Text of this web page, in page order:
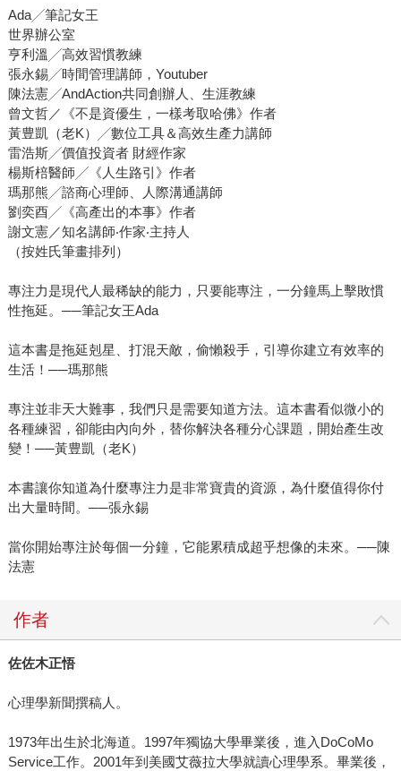
Ada╱筆記女王
世界辦公室
亨利溫╱高效習慣教練
張永錫╱時間管理講師，Youtuber
陳法憲╱AndAction共同創辦人、生涯教練
曾文哲／《不是資優生，一樣考取哈佛》作者
黃豊凱（老K）╱數位工具＆高效生產力講師
雷浩斯╱價值投資者 財經作家
楊斯棓醫師╱《人生路引》作者
瑪那熊╱諮商心理師、人際溝通講師
劉奕酉╱《高產出的本事》作者
謝文憲／知名講師‧作家‧主持人
（按姓氏筆畫排列）
專注力是現代人最稀缺的能力，只要能專注，一分鐘馬上擊敗慣
性拖延。──筆記女王Ada
這本書是拖延剋星、打混天敵，偷懶殺手，引導你建立有效率的
生活！──瑪那熊
專注並非天大難事，我們只是需要知道方法。這本書看似微小的
各種練習，卻能由內向外，替你解決各種分心課題，開始產生改
變！──黃豊凱（老K）
本書讓你知道為什麼專注力是非常寶貴的資源，為什麼值得你付
出大量時間。──張永錫
當你開始專注於每個一分鐘，它能累積成超乎想像的未來。──陳
法憲
作者
佐佐木正悟
心理學新聞撰稿人。
1973年出生於北海道。1997年獨協大學畢業後，進入DoCoMo
Service工作。2001年到美國艾薇拉大學就讀心理學系。畢業後，